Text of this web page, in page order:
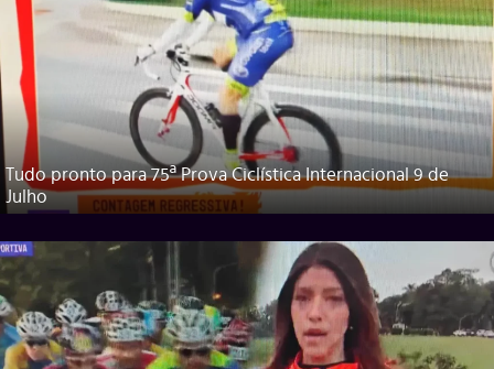
Tudo pronto para 75ª Prova Ciclística Internacional 9 de
Julho